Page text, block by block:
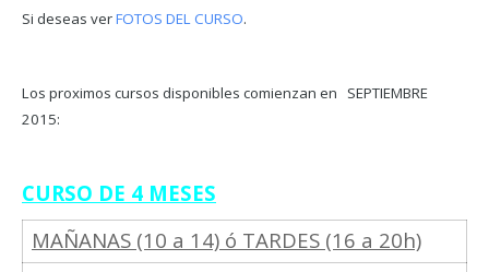
Si deseas verFOTOS DELCURSO.
Los proximos cursos disponibles comienzan en SEPTIEMBRE
2015:
CURSO DE 4 MESES
MAÑANAS (10 a 14) ó TARDES (16 a 20h)